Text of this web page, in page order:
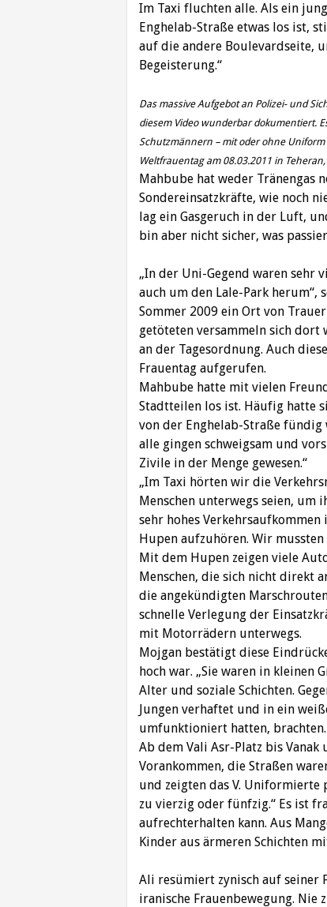
Im Taxi fluchten alle. Als ein
Enghelab-‎Straße etwas los ist,
auf die andere ‎Boulevardseite,
Begeisterung.“‎
Das massive Aufgebot an Polizei- und
diesem Video wunderbar dokumentiert.
Schutzmännern – mit oder ohne
‎Weltfrauentag am 08.03.2011 in Teheran,
Mahbube hat weder Tränengas
‎Sondereinsatzkräfte, wie noch
‎lag ein Gasgeruch in der Luft,
bin ‎aber nicht sicher, was
„In der Uni-Gegend waren sehr
‎auch um den Lale-Park
‎Sommer 2009 ein Ort von
‎getöteten versammeln sich dort
an ‎der Tagesordnung. Auch
Frauentag ‎aufgerufen.‎
Mahbube hatte mit vielen
‎Stadtteilen los ist. Häufig hatte
von ‎der Enghelab-Straße fündig
alle ‎gingen schweigsam und
Zivile in ‎der Menge gewesen.“ ‎
„Im Taxi hörten wir die
Menschen ‎unterwegs seien, um
sehr hohes
Hupen ‎aufzuhören. Wir
Mit dem Hupen zeigen viele
Menschen, die sich nicht direkt
die angekündigten
schnelle Verlegung der
mit Motorrädern unterwegs. ‎
Mojgan bestätigt diese
hoch ‎war. „Sie waren in kleinen
Alter und ‎soziale Schichten.
Jungen ‎verhaftet und in ein
‎umfunktioniert hatten, brachten. ‎
Ab dem Vali Asr-Platz bis
‎Vorankommen, die Straßen
und ‎zeigten das V.
zu vierzig ‎oder fünfzig.“ Es ist
‎aufrechterhalten kann. Aus
Kinder ‎aus ärmeren Schichten
Ali resümiert zynisch auf seiner
iranische ‎Frauenbewegung. Nie